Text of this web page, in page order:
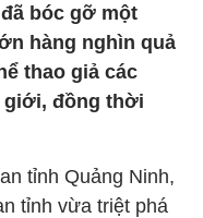
bóc gỡ một
hàng nghìn quả
thao giả các
giới, đồng thời
tỉnh Quảng Ninh,
tỉnh vừa triệt phá